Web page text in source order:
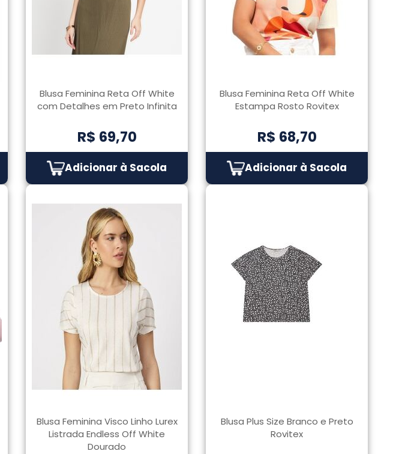
Blusa Feminina Reta Off White
com Detalhes em Preto Infinita
R$ 69,70
Adicionar à Sacola
Blusa Feminina Reta Off White
Estampa Rosto Rovitex
R$ 68,70
Adicionar à Sacola
Blusa Feminina Visco Linho Lurex
Listrada Endless Off White
Dourado
Blusa Plus Size Branco e Preto
Rovitex